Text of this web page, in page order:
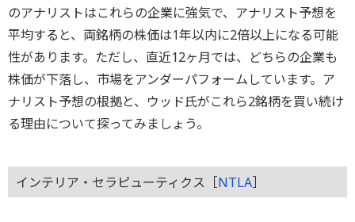
のアナリストはこれらの企業に強気で、アナリスト予想を
平均すると、両銘柄の株価は1年以内に2倍以上になる可能
性があります。ただし、直近12ヶ月では、どちらの企業も
株価が下落し、市場をアンダーパフォームしています。ア
ナリスト予想の根拠と、ウッド氏がこれら2銘柄を買い続け
る理由について探ってみましょう。
インテリア・セラピューティクス［NTLA］